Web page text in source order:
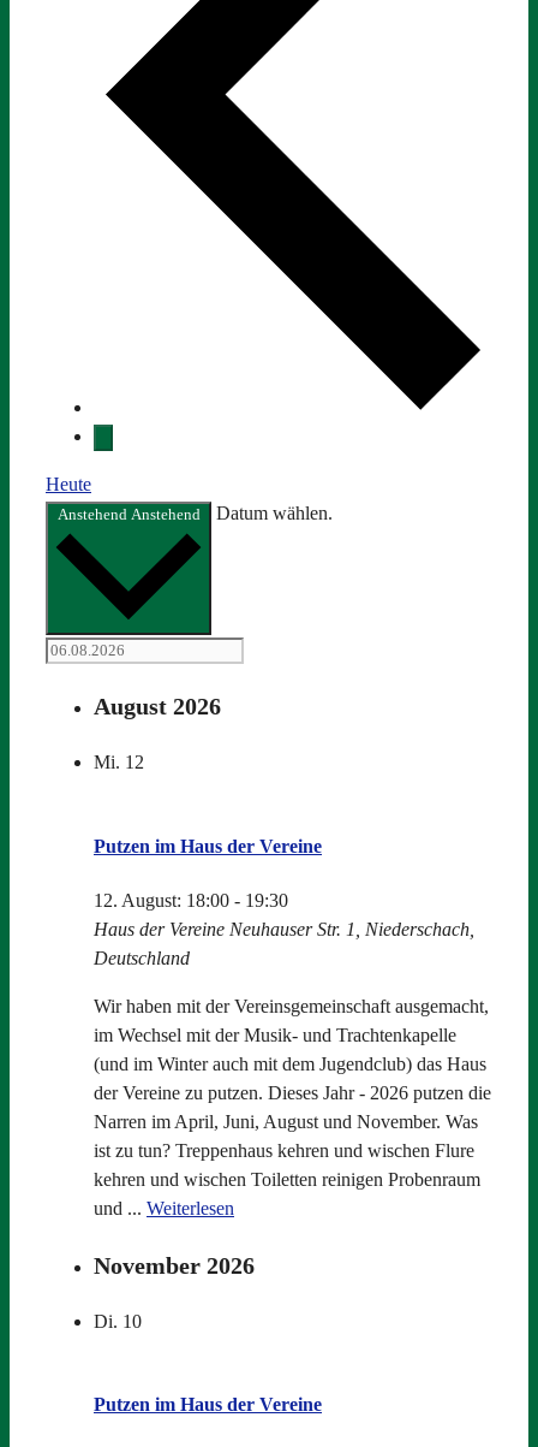
Heute
Anstehend Anstehend Datum wählen.
August 2026
Mi. 12
Putzen im Haus der Vereine
12. August: 18:00 - 19:30
Haus der Vereine Neuhauser Str. 1, Niederschach,
Deutschland
Wir haben mit der Vereinsgemeinschaft ausgemacht,
im Wechsel mit der Musik- und Trachtenkapelle
(und im Winter auch mit dem Jugendclub) das Haus
der Vereine zu putzen. Dieses Jahr - 2026 putzen die
Narren im April, Juni, August und November. Was
ist zu tun? Treppenhaus kehren und wischen Flure
kehren und wischen Toiletten reinigen Probenraum
und ... Weiterlesen
November 2026
Di. 10
Putzen im Haus der Vereine